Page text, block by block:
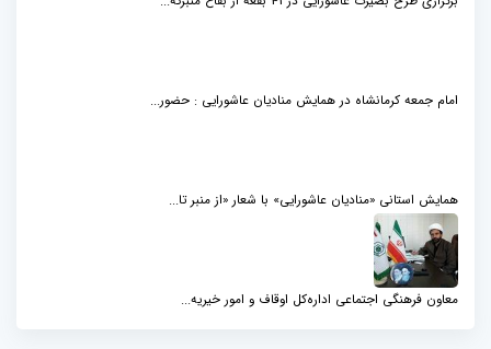
امام جمعه کرمانشاه در همایش منادیان عاشورایی : حضور...
همایش استانی «منادیان عاشورایی» با شعار «از منبر تا...
معاون فرهنگی اجتماعی اداره‌کل اوقاف و امور خیریه...